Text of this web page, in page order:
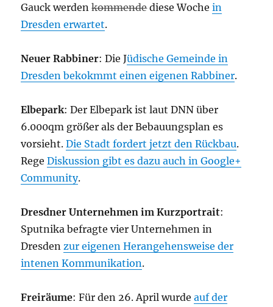
Gauck werdenkommendediese Wochein
Dresden erwartet.
Neuer Rabbiner: Die Jüdische Gemeinde in
Dresden bekokmmt einen eigenen Rabbiner.
Elbepark: Der Elbepark ist laut DNN über
6.000qm größer als der Bebauungsplan es
vorsieht.Die Stadt fordert jetzt den Rückbau.
RegeDiskussion gibt es dazu auch in Google+
Community.
Dresdner Unternehmen im Kurzportrait:
Sputnika befragte vier Unternehmen in
Dresden zur eigenen Herangehensweise der
intenen Kommunikation.
Freiräume: Für den 26. April wurdeauf der